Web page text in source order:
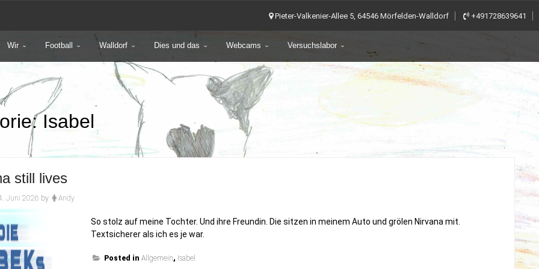
Pieter-Valkenier-Allee 5, 64546 Mörfelden-Walldorf +491728639641
Wir Football Walldorf Dies und das Webcams Versuchslabor
Isabel
still lives
Juni 2026 by Andy
So stolz auf meine Tochter. Und ihre Freundin. Die sitzen in meinem Auto und grölen Nirvana mit.
Textsicherer als ich es je war.
Posted in Allgemein, Isabel